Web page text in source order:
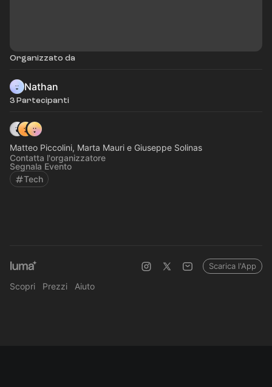
Organizzato da
Nathan
3 Partecipanti
Matteo Piccolini, Marta Mauri e Giuseppe Solinas
Contatta l'organizzatore
Segnala Evento
Tech
Scopri Prezzi Aiuto
Scarica l'App